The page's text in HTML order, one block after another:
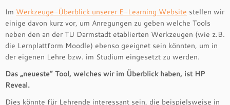
Im Werkzeuge-Überblick unserer E-Learning Website stellen wir
einige davon kurz vor, um Anregungen zu geben welche Tools
neben den an der TU Darmstadt etablierten Werkzeugen (wie z.B.
die Lernplattform Moodle) ebenso geeignet sein könnten, um in
der eigenen Lehre bzw. im Studium eingesetzt zu werden.
Das „neueste“ Tool, welches wir im Überblick haben, ist HP
Reveal.
Dies könnte für Lehrende interessant sein, die beispielsweise in